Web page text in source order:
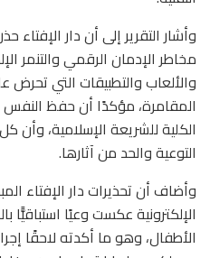
وأشار التقرير إلى أن دار
مخاطر الإدمان الرقمي والتنمر
والألعاب والتطبيقات التي
المقامرة، مؤكدًا أن حفظ
الكلية للشريعة الإسلامية،
التوعية والحد من آثارها.
وأضاف أن تحذيرات دار الإفتاء
الإلكترونية عكست وعيًا استباقيًّا
الأطفال، وهو ما أكدته لاحقًا